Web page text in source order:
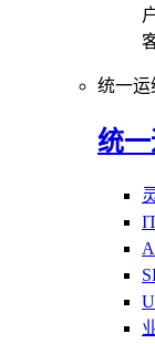
统一运
统